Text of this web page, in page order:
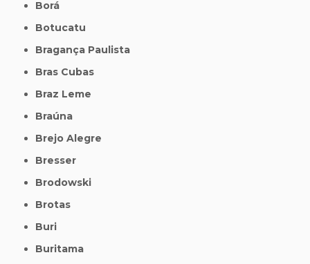
Borá
Botucatu
Bragança Paulista
Bras Cubas
Braz Leme
Braúna
Brejo Alegre
Bresser
Brodowski
Brotas
Buri
Buritama